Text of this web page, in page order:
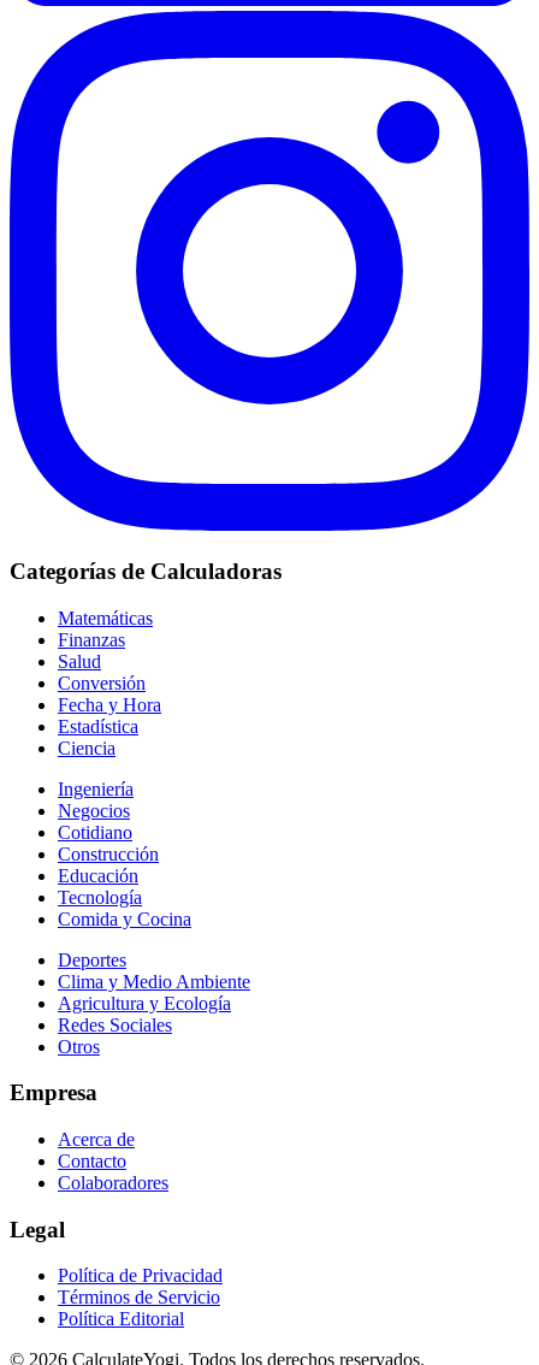
Categorías de Calculadoras
Matemáticas
Finanzas
Salud
Conversión
Fecha y Hora
Estadística
Ciencia
Ingeniería
Negocios
Cotidiano
Construcción
Educación
Tecnología
Comida y Cocina
Deportes
Clima y Medio Ambiente
Agricultura y Ecología
Redes Sociales
Otros
Empresa
Acerca de
Contacto
Colaboradores
Legal
Política de Privacidad
Términos de Servicio
Política Editorial
© 2026 CalculateYogi. Todos los derechos reservados.